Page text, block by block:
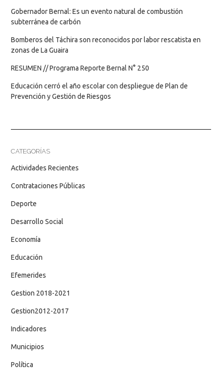
Gobernador Bernal: Es un evento natural de combustión
subterránea de carbón
Bomberos del Táchira son reconocidos por labor rescatista en
zonas de La Guaira
RESUMEN // Programa Reporte Bernal N° 250
Educación cerró el año escolar con despliegue de Plan de
Prevención y Gestión de Riesgos
CATEGORÍAS
Actividades Recientes
Contrataciones Públicas
Deporte
Desarrollo Social
Economía
Educación
Efemerides
Gestion 2018-2021
Gestion2012-2017
Indicadores
Municipios
Política